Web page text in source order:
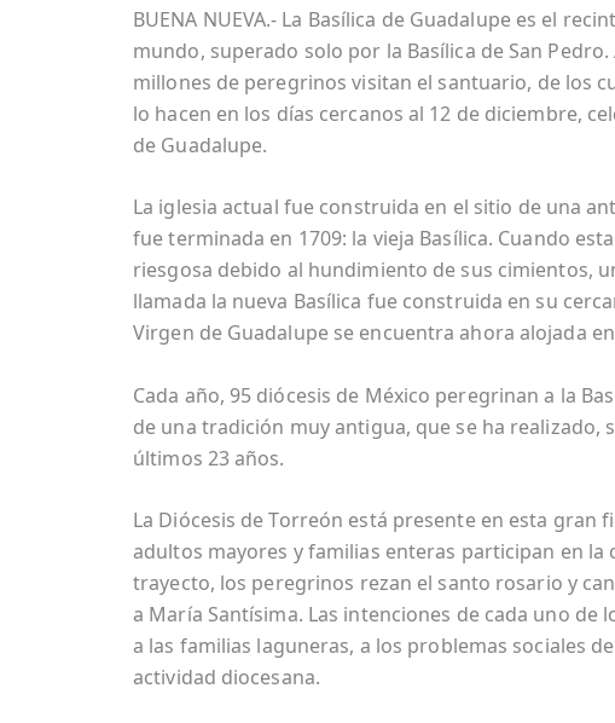
BUENA NUEVA.- La Basílica de Guadalupe es el
mundo, superado solo por la Basílica de San
millones de peregrinos visitan el santuario, de los
lo hacen en los días cercanos al 12 de diciembre,
de Guadalupe.
La iglesia actual fue construida en el sitio de una
fue terminada en 1709: la vieja Basílica. Cuando
riesgosa debido al hundimiento de sus cimientos,
llamada la nueva Basílica fue construida en su
Virgen de Guadalupe se encuentra ahora alojada
Cada año, 95 diócesis de México peregrinan a la
de una tradición muy antigua, que se ha
últimos 23 años.
La Diócesis de Torreón está presente en esta gran
adultos mayores y familias enteras participan en la
trayecto, los peregrinos rezan el santo rosario y
a María Santísima. Las intenciones de cada uno de
a las familias laguneras, a los problemas sociales
actividad diocesana.